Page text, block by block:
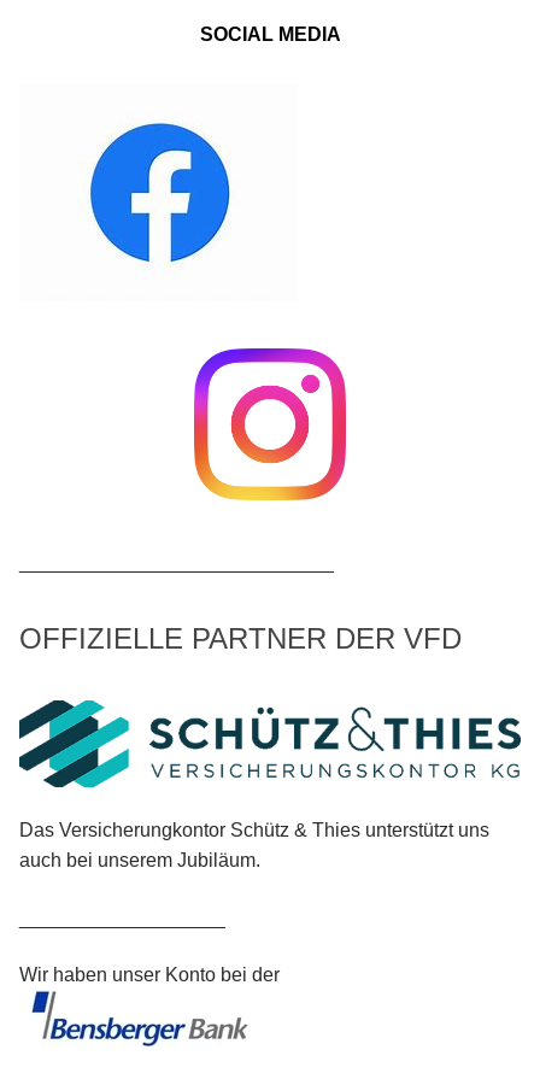
SOCIAL MEDIA
OFFIZIELLE PARTNER DER VFD
Das Versicherungkontor Schütz & Thies unterstützt uns
auch bei unserem Jubiläum.
Wir haben unser Konto bei der